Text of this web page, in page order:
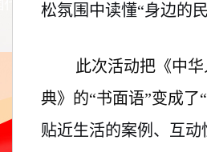
松氛围中读懂“身边的民
此次活动把《中
典》 的“书面语”变成了“
贴近生活的案例、互动